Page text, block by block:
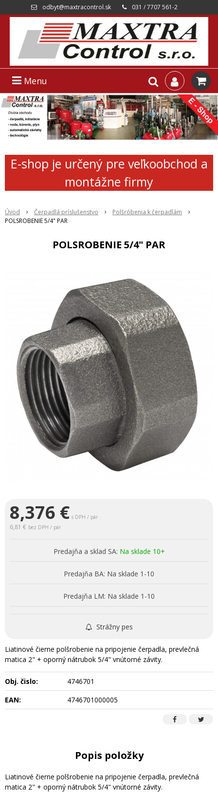
odbyt@maxtracontrol.sk 031 / 7707 561-2
Menu
E-shop je určený pre veľkoobchod a
montážne firmy
Úvod Čerpadlá príslušenstvo
Polšróbenia k čerpadlám
POLSROBENIE 5/4" PAR
POLSROBENIE 5/4" PAR
8,376 € s DPH / pár
6,81 € bez DPH / pár
Predajňa a sklad SA: Na sklade 10+
Predajňa BA: Na sklade 1-10
Predajňa LM: Na sklade 1-10
Strážny pes
Liatinové čierne polšrobenie na pripojenie čerpadla, prevlečná
matica 2" + oporný nátrubok 5/4" vnútorné závity.
Obj. čislo:
4746701
EAN:
4746701000005
Popis položky
Liatinové čierne polšrobenie na pripojenie čerpadla, prevlečná
matica 2" + oporný nátrubok 5/4" vnútorné závity.